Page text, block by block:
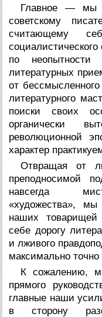
Главное — мы
советскому
считающему
по
литературных
от
литературного
поиски своих
органически
революционной
характер
Отвращая от
преподносимой
навсегда
«художества»,
наших
себе дорогу
и лживого
максимально
К сожалению,
прямого
главные наши
в сторону